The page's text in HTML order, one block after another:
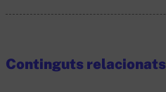
Continguts relacionats